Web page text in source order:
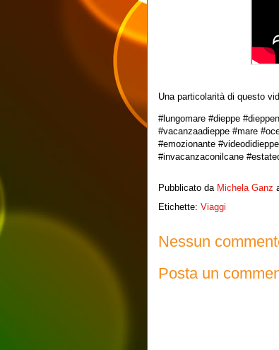
Una particolarità di questo
#lungomare #dieppe
#vacanzaadieppe #mare
#emozionante
#invacanzaconilcane
Pubblicato da Michela Ganz
Etichette: Viaggi
Nessun
Posta un